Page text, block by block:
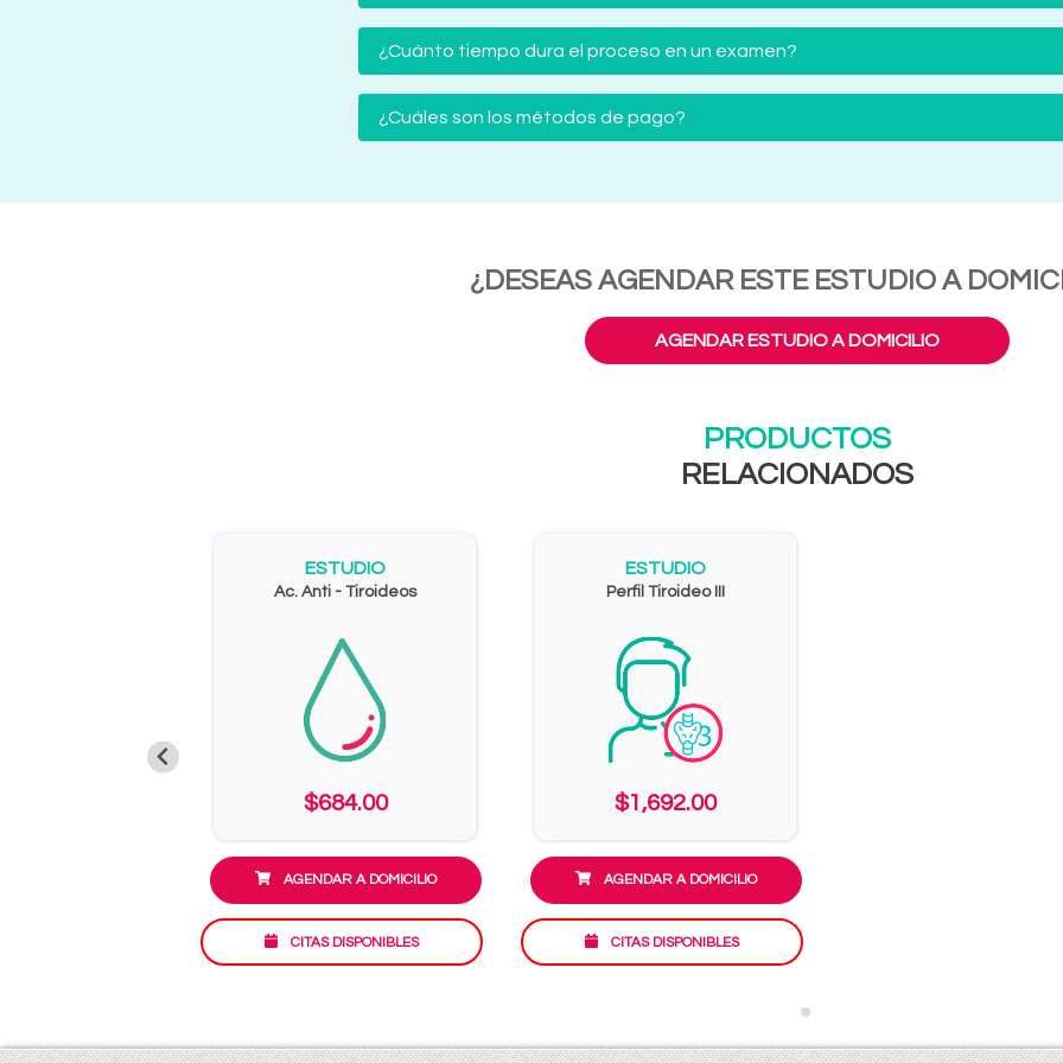
¿Cuánto tiempo dura el proceso en un examen?
¿Cuáles son los métodos de pago?
¿DESEAS AGENDAR ESTE ESTUDIO A
AGENDAR ESTUDIO A DOMICILIO
PRODUCTOS
RELACIONADOS
ESTUDIO
Ac. Anti - Tiroideos
$684.00
AGENDAR A DOMICILIO
CITAS DISPONIBLES
ESTUDIO
Perfil Tiroideo III
$1,692.00
AGENDAR A DOMICILIO
CITAS DISPONIBLES